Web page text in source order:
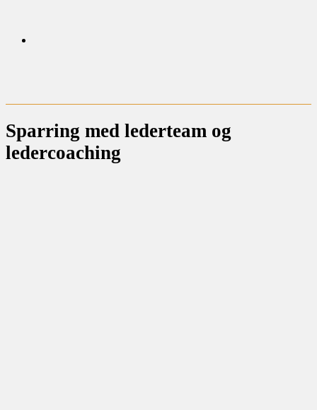
Sparring med lederteam og
ledercoaching